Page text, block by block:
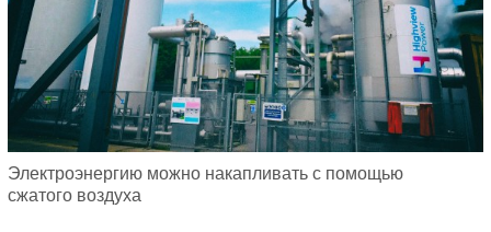
Электроэнергию можно накапливать с помощью
сжатого воздуха